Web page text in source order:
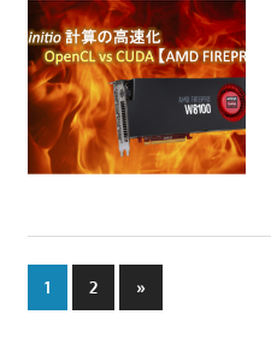
投1 2
Next
Posts
»